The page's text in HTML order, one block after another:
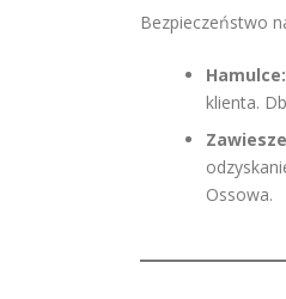
Bezpieczeństwo
Hamulce:
klienta.
Ossowa.